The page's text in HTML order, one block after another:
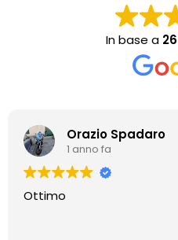
In base a
Orazio Spadaro
1 anno fa
Ottimo